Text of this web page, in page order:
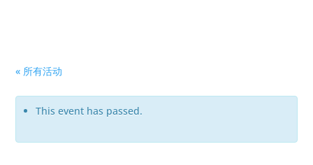
« 所有活动
This event has passed.